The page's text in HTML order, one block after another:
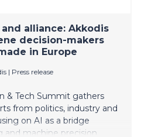
alliance: Akkodis
decision-makers
in Europe
| Press release
& Tech Summit gathers
from politics, industry and
on AI as a bridge
machine precision.